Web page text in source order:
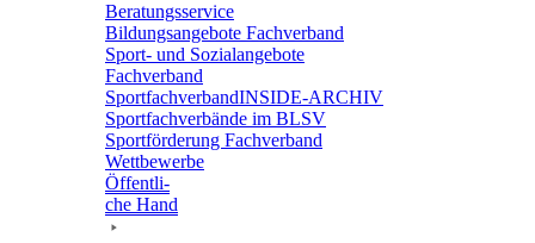
Bera­tungs­ser­vice
Bildungs­an­ge­bote Fachverband
Sport- und Sozi­al­an­ge­bote
Fachverband
Sport­fach­ver­ban­d­IN­SIDE-ARCHIV
Sport­fach­ver­bände im BLSV
Sport­för­de­rung Fachverband
Wett­be­werbe
Öffent­li­
che Hand